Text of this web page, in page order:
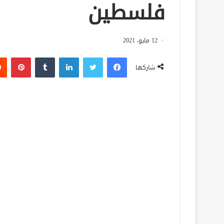
فلسطين
12 مايو، 2021
شاركها
فيسبوك لينكدإن بينتيريست